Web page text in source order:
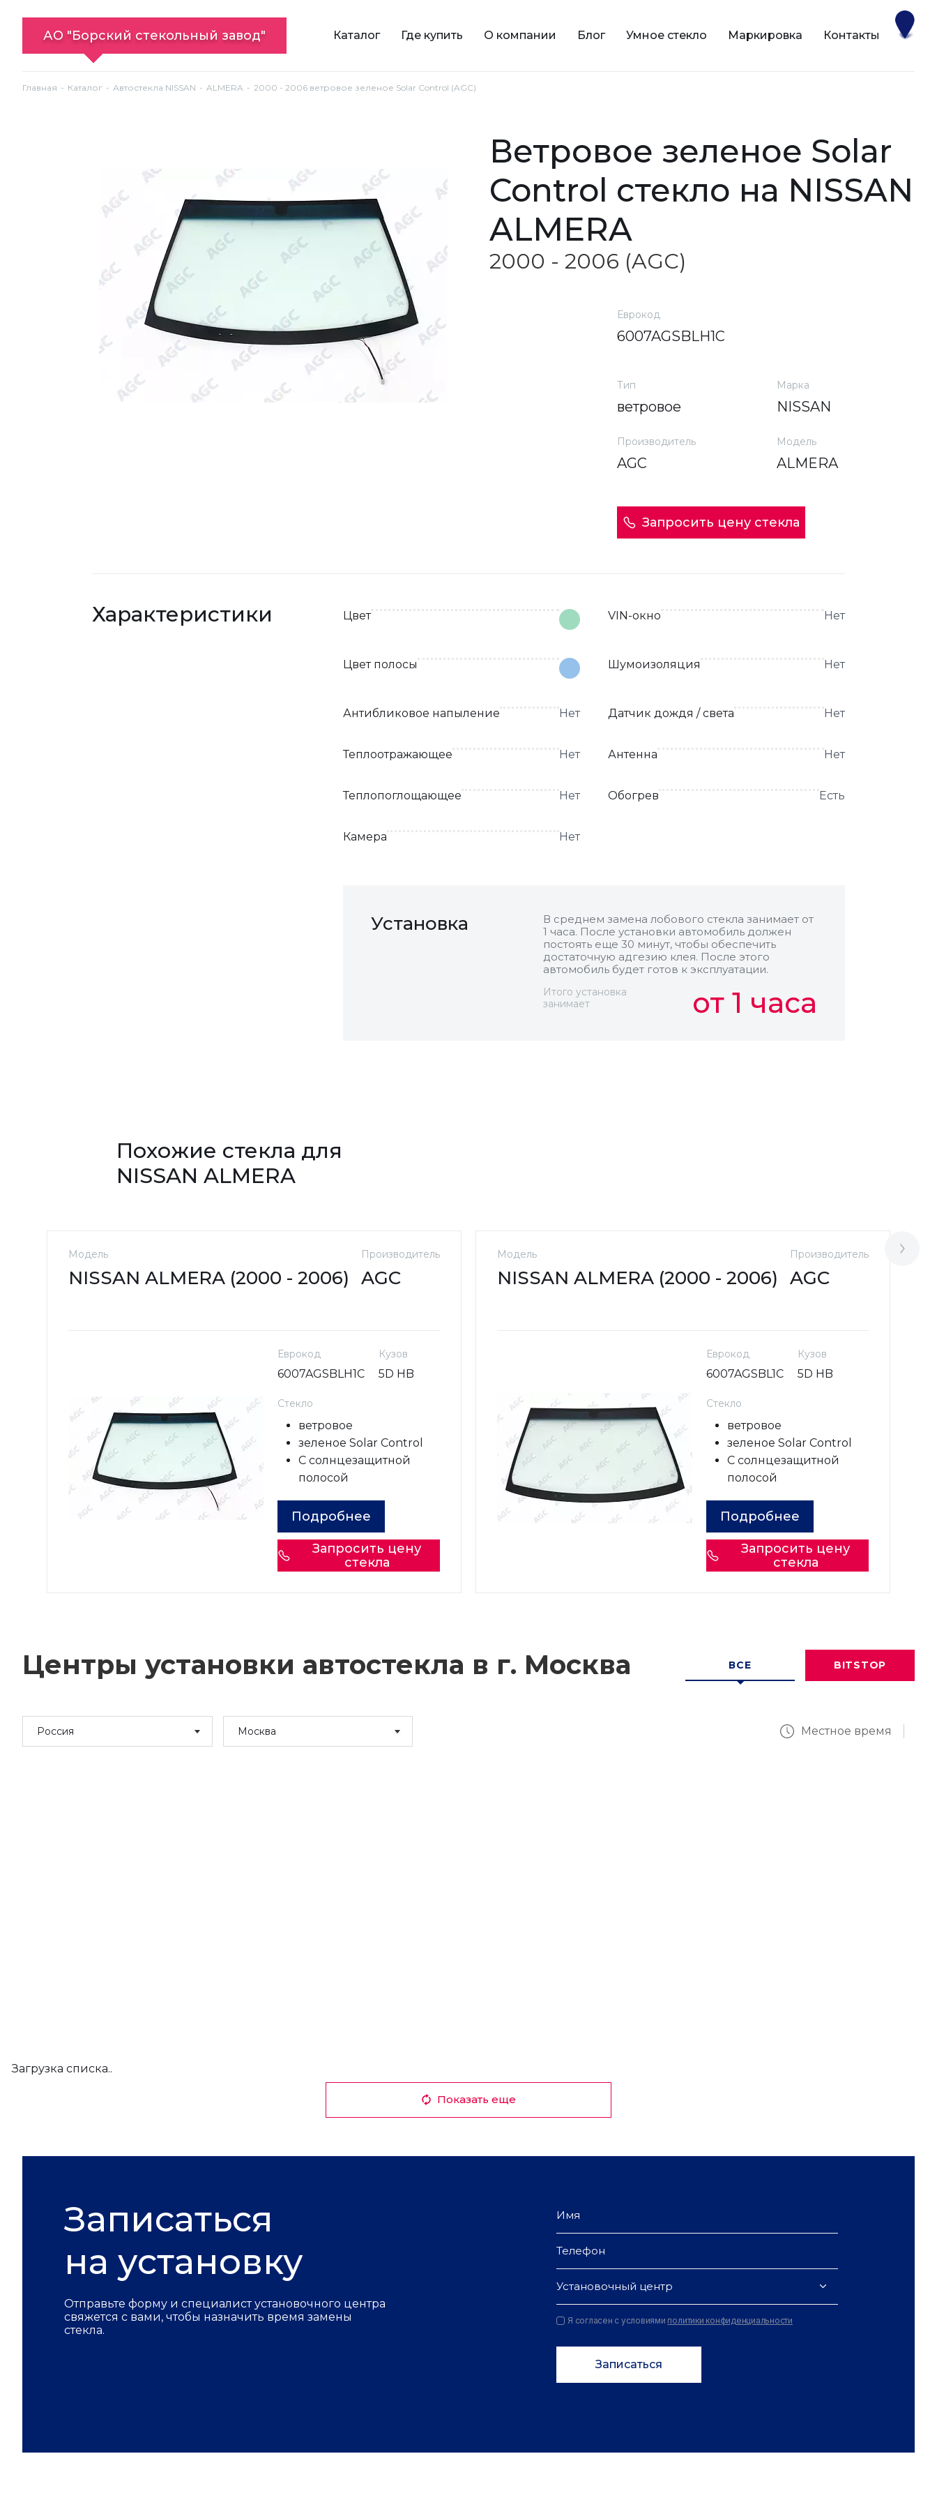
АО "Борский стекольный завод" Каталог Где купить О компании Блог Умное стекло Маркировка Контакты
Главная Каталог Автостекла NISSAN ALMERA 2000 - 2006 ветровое зеленое Solar Control (AGC)
ветровое зеленое Solar
Control стекло на NISSAN
ALMERA
2000 - 2006 (AGC)
Еврокод
6007AGSBLH1C
Тип
ветровое
Марка
NISSAN
Производитель
AGC
Модель
ALMERA
Запросить цену стекла
Характеристики Цвет VIN-окно Нет
Цвет полосы Шумоизоляция Нет
Антибликовое напыление Нет Датчик дождя / света Нет
Теплоотражающее Нет Антенна Нет
Теплопоглощающее Нет Обогрев Есть
Камера Нет
Установка
В среднем замена лобового стекла занимает от
1 часа. После установки автомобиль должен
постоять еще 30 минут, чтобы обеспечить
достаточную адгезию клея. После этого
автомобиль будет готов к эксплуатации.
Итого установка
занимает
от 1 часа
Похожие стекла для
NISSAN ALMERA
Модель
NISSAN ALMERA (2000 - 2006)
Производитель
AGC
Еврокод
6007AGSBLH1C
Кузов
5D HB
Стекло
ветровое
зеленое Solar Control
С солнцезащитной
полосой
Подробнее
Запросить цену
стекла
Модель
NISSAN ALMERA (2000 - 2006)
Производитель
AGC
Еврокод
6007AGSBL1C
Кузов
5D HB
Стекло
ветровое
зеленое Solar Control
С солнцезащитной
полосой
Подробнее
Запросить цену
стекла
Центры установки автостекла в г. Москва ВСЕ BITSTOP
Россия Москва Местное время
Загрузка списка..
Показать еще
Записаться
на установку
Отправьте форму и специалист установочного центра
свяжется с вами, чтобы назначить время замены
стекла.
Установочный центр
Я согласен с условиями политики конфиденциальности
Записаться